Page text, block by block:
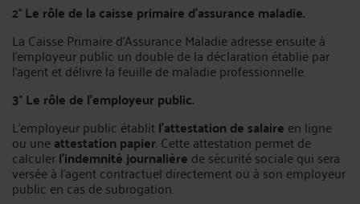
2° Le rôle de la caisse primaire d’assurance maladie.
La Caisse Primaire d’Assurance Maladie adresse ensuite à
l'employeur public un double de la déclaration établie par
l'agent et délivre la feuille de maladie professionnelle.
3° Le rôle de l’employeur public.
L’employeur public établitl’attestation de salaire en ligne
ou uneattestation papier. Cette attestation permet de
calculerl’indemnité journalière de sécurité sociale qui sera
versée à l’agent contractuel directement ou à son employeur
public en cas de subrogation.